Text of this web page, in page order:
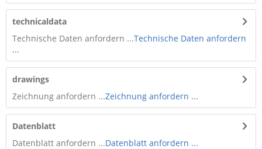
technicaldata
Technische Daten anfordern ...Technische Daten anfordern
...
drawings
Zeichnung anfordern ...Zeichnung anfordern ...
Datenblatt
Datenblatt anfordern ...Datenblatt anfordern ...